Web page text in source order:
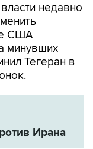
недавно
США
минувших
Тегеран в
Ирана